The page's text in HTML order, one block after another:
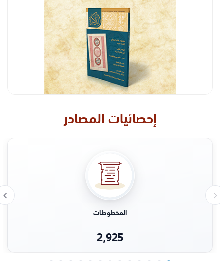
إحصائيات المصادر
المخطوطات
2,925